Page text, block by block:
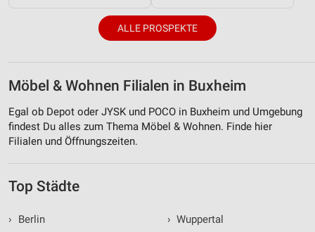
ALLE PROSPEKTE
Möbel & Wohnen Filialen in Buxheim
Egal ob Depot oder JYSK und POCO in Buxheim und Umgebung
findest Du alles zum Thema Möbel & Wohnen. Finde hier
Filialen und Öffnungszeiten.
Top Städte
›
Berlin
› Wuppertal